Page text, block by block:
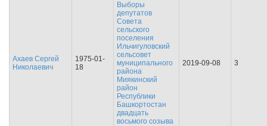
Ахаев Сергей
Николаевич
1975-01-
18
Выборы
депутатов
Совета
сельского
поселения
Ильчигуловский
сельсовет
муниципального
района
Миякинский
район
Республики
Башкортостан
двадцать
восьмого созыва
2019-09-08 3